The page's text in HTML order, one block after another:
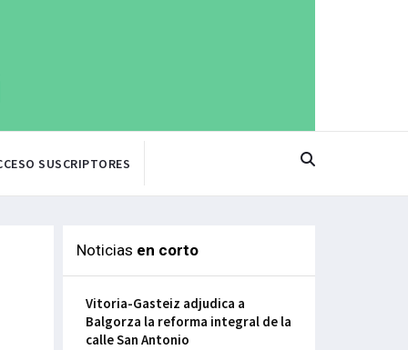
SUSCRIPTORES
Noticias en corto
Vitoria-Gasteiz adjudica a
Balgorza la reforma integral de la
calle San Antonio